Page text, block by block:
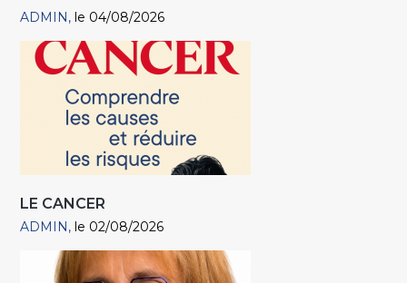
ADMIN le 04/08/2026
LE CANCER
ADMIN le 02/08/2026